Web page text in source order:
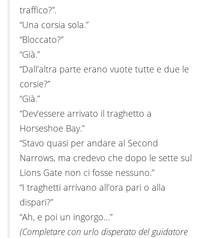
traffico?”.
“Una corsia sola.”
“Bloccato?”
“Già.”
“Dall’altra parte erano vuote tutte e due le
corsie?”
“Già.”
“Dev’essere arrivato il traghetto a
Horseshoe Bay.”
“Stavo quasi per andare al Second
Narrows, ma credevo che dopo le sette sul
Lions Gate non ci fosse nessuno.”
“I traghetti arrivano all’ora pari o alla
dispari?”
“Ah, e poi un ingorgo…”
(Completare con urlo disperato del guidatore